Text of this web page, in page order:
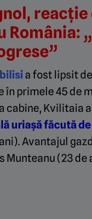
reacție
România:
a fost lipsit
în primele 45 de
cabine, Kvilitaia
uriașă făcută
Avantajul
Munteanu (23